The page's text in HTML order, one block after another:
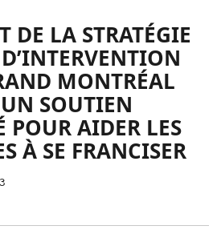
DE LA STRATÉGIE
MONTRÉAL
SOUTIEN
POUR AIDER LES
À SE FRANCISER